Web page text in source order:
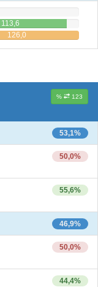
113,6
126,0
% 123
53,1%
50,0%
55,6%
46,9%
50,0%
44,4%